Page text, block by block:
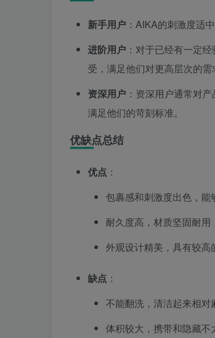
新手用户 ：AIKA的刺激度适
进阶用户 ：对于已经有一定
受，满足他们对更高层次的需
资深用户 ：资深用户通常对
满足他们的苛刻标准。
优缺点总结
优点 ：
包裹感和刺激度出色，能
耐久度高，材质坚固耐用
外观设计精美，具有较高
缺点 ：
不能翻洗，清洁起来相对
体积较大，携带和隐藏不